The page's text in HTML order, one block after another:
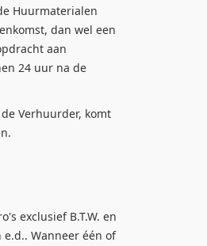
Huurmaterialen
dan wel een
aan
24 uur na de
Verhuurder, komt
exclusief B.T.W. en
Wanneer één of